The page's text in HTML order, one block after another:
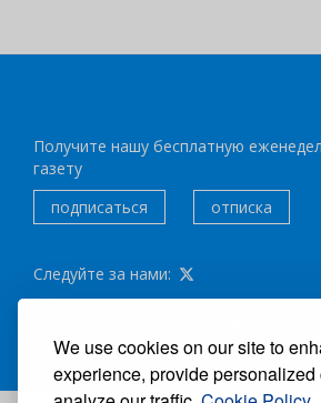
We use cookies on our site to
experience, provide personalized
Получите нашу бесплатную
газету
подписаться
отписка
Следуйте за нами: